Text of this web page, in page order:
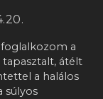
a
tapasztalt, átélt
a halálos
súlyos